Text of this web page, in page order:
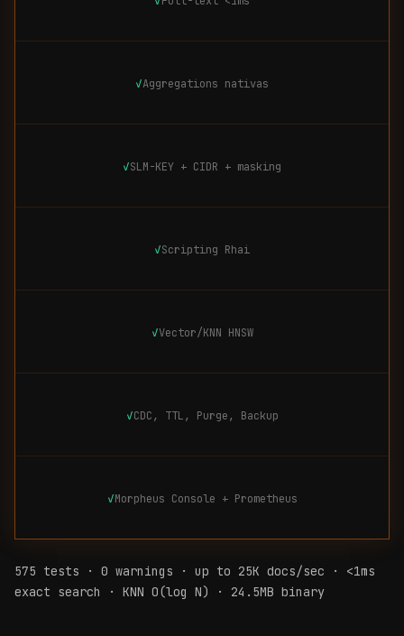
✓Aggregations nativas
✓SLM-KEY + CIDR + masking
✓Scripting Rhai
✓Vector/KNN HNSW
✓CDC, TTL, Purge, Backup
✓Morpheus Console + Prometheus
575 tests · 0 warnings · up to 25K docs/sec · <1ms
exact search · KNN O(log N) · 24.5MB binary